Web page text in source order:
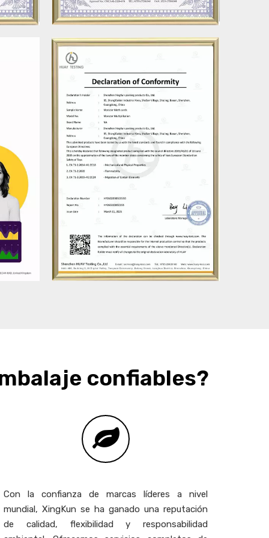
confiables?
Con la confianza de marcas líderes a nivel
mundial, XingKun se ha ganado una reputación
de calidad, flexibilidad y responsabilidad